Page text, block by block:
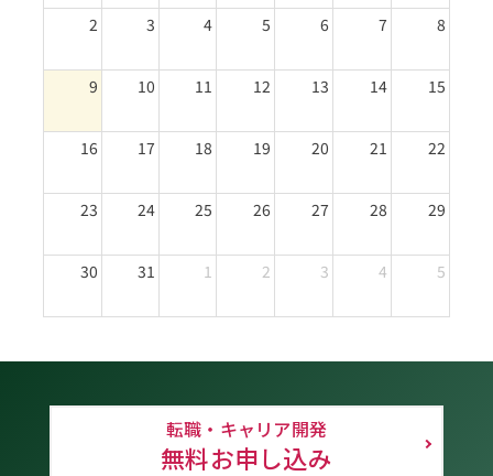
2 3 4 5 6 7 8
9 10 11 12 13 14 15
16 17 18 19 20 21 22
23 24 25 26 27 28 29
30 31 1 2 3 4 5
転職・キャリア開発
無料お申し込み